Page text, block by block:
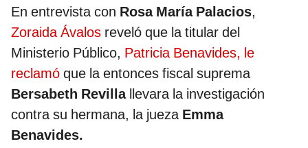
En entrevista con Rosa María Palacios,
Zoraida Ávalos reveló que la titular del
Ministerio Público, Patricia Benavides, le
reclamó que la entonces fiscal suprema
Bersabeth Revilla llevara la investigación
contra su hermana, la jueza Emma
Benavides.